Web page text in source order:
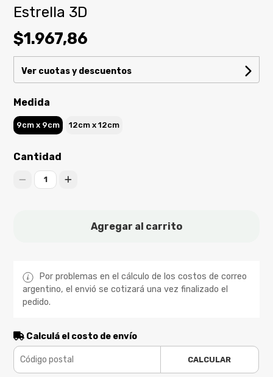
Estrella 3D
$1.967,86
Ver cuotas y descuentos
Medida
9cm x 9cm 12cm x 12cm
Cantidad
1
Agregar al carrito
Por problemas en el cálculo de los costos de correo
argentino, el envió se cotizará una vez finalizado el
pedido.
Calculá el costo de envío
CALCULAR